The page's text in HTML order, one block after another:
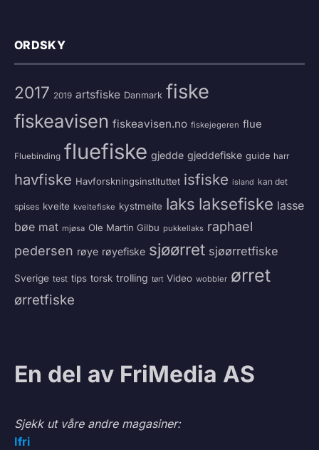
ORDSKY
2017 2019 artsfiske Danmark fiske
fiskeavisen fiskeavisen.no fiskejegeren flue
Fluebinding fluefiske gjedde gjeddefiske guide harr
havfiske Havforskningsinstituttet isfiske island kan det
spises kveite kveitefiske kystmeite laks laksefiske lasse
bøe mat mjøsa Ole Martin Gilbu pukkellaks raphael
pedersen røye røyefiske sjøørret sjøørretfiske
Sverige test tips torsk trolling tørt Video wobbler ørret
ørretfiske
En del av FriMedia AS
Sjekk ut våre andre magasiner:
Ifri